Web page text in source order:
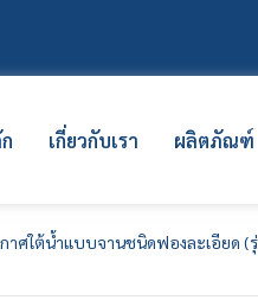
เกี่ยวกับเรา ผลิตภัณฑ์
าศใต้น้ำแบบจานชนิดฟองละเอียด (รุ่